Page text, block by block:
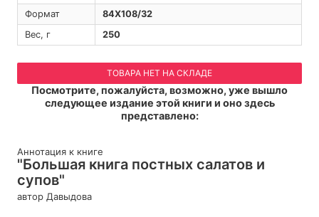
Формат
84Х108/32
Вес, г
250
ТОВАРА НЕТ НА СКЛАДЕ
Посмотрите, пожалуйста, возможно, уже вышло
следующее издание этой книги и оно здесь
представлено:
Аннотация к книге
"Большая книга постных салатов и
супов"
автор Давыдова